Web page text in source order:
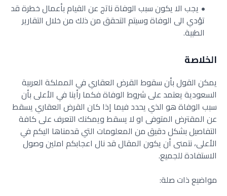
يجب الا يكون سبب الوفاة ناتج عن القيام بأعمال خطرة قد
تؤدي الى الوفاة وسيتم التحقق من ذلك من خلال التقارير
الطبية.
الخلاصة
يمكن القول بأن سقوط القرض العقاري في المملكة العربية
السعودية يعتمد على شروط الوفاة فكما رأينا في الأعلى بأن
سبب الوفاة هو الذي يحدد فيما إذا كان القرض العقاري يسقط
عن المقترض المتوفى او لا يسقط ويمكنك التعرف على كافة
التفاصيل بشكل دقيق من المعلومات التي قدمناها اليكم في
الأعلى، نتمنى أن يكون المقال قد نال اعجابكم املين وصول
الاستفادة للجميع.
مواضيع ذات صلة: